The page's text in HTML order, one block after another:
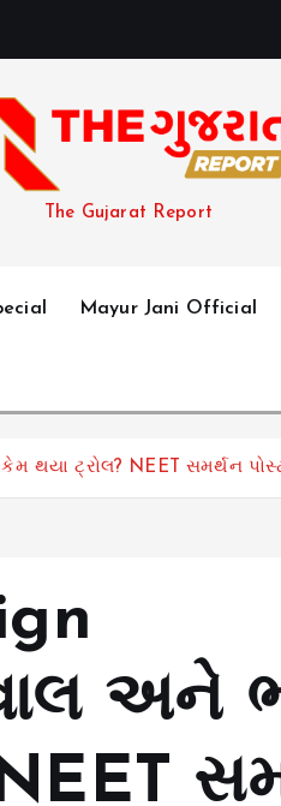
The Gujarat Report
Mayur Jani Official
ટ્રોલ? NEET સમર્થન
અને